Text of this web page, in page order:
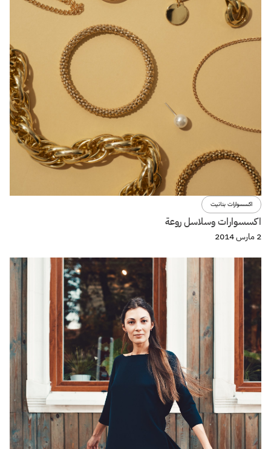
اكسسوارات بنانيت
اكسسوارات وسلاسل روعة
2 مارس 2014